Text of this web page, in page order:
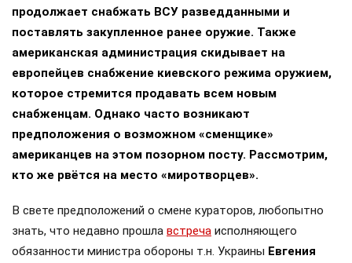
продолжает снабжать ВСУ разведданными и
поставлять закупленное ранее оружие. Также
американская администрация скидывает на
европейцев снабжение киевского режима оружием,
которое стремится продавать всем новым
снабженцам. Однако часто возникают
предположения о возможном «сменщике»
американцев на этом позорном посту. Рассмотрим,
кто же рвётся на место «миротворцев».
В свете предположений о смене кураторов, любопытно
знать, что недавно прошла встреча исполняющего
обязанности министра обороны т.н. Украины Евгения